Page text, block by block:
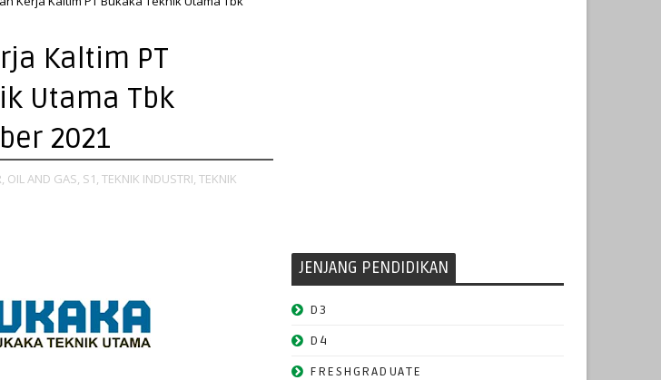
Kaltim PT
Utama Tbk
2021
OIL AND GAS, S1, TEKNIK INDUSTRI, TEKNIK
JENJANG PENDIDIKAN
D3
D4
FRESHGRADUATE